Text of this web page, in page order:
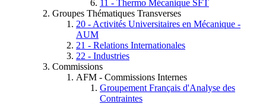
11 - Thermo Mécanique SFT
Groupes Thématiques Transverses
20 - Activités Universitaires en Mécanique -
AUM
21 - Relations Internationales
22 - Industries
Commissions
AFM - Commissions Internes
Groupement Français d'Analyse des
Contraintes